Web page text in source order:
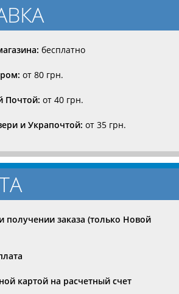
бесплатно
от 80 грн.
Почтой: от 40 грн.
и Украпочтой: от 35 грн.
заказа (только Новой
картой на расчетный счет